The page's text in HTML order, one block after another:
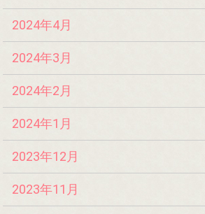
2024年4月
2024年3月
2024年2月
2024年1月
2023年12月
2023年11月